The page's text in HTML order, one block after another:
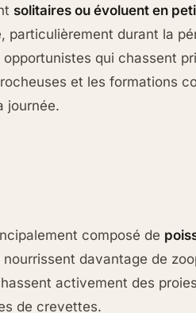
solitaires ou évoluent en
particulièrement durant la
qui chassent
et les formations
journée.
composé de
nourrissent davantage de
activement des
de crevettes.